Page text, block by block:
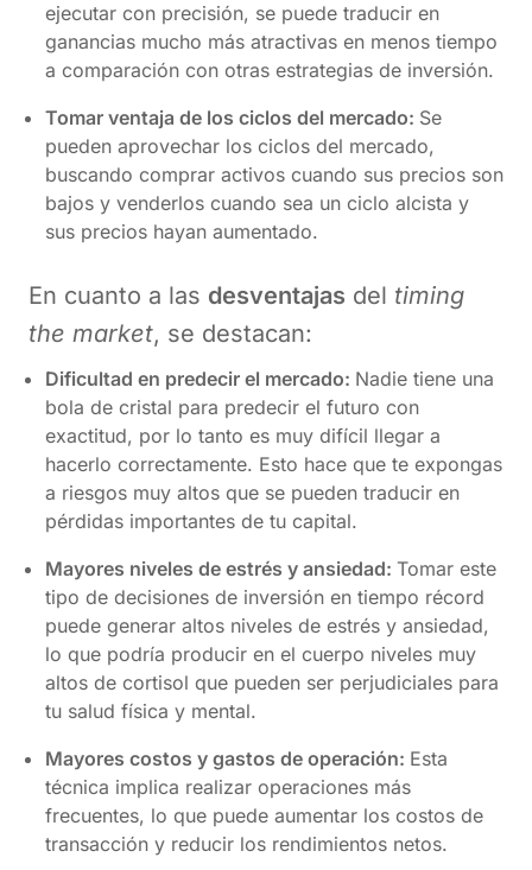
ejecutar con precisión, se puede traducir en
ganancias mucho más atractivas en menos tiempo
a comparación con otras estrategias de inversión.
Tomar ventaja de los ciclos del mercado: Se
pueden aprovechar los ciclos del mercado,
buscando comprar activos cuando sus precios son
bajos y venderlos cuando sea un ciclo alcista y
sus precios hayan aumentado.
En cuanto a las desventajas del timing
the market, se destacan:
Dificultad en predecir el mercado: Nadie tiene una
bola de cristal para predecir el futuro con
exactitud, por lo tanto es muy difícil llegar a
hacerlo correctamente. Esto hace que te expongas
a riesgos muy altos que se pueden traducir en
pérdidas importantes de tu capital.
Mayores niveles de estrés y ansiedad: Tomar este
tipo de decisiones de inversión en tiempo récord
puede generar altos niveles de estrés y ansiedad,
lo que podría producir en el cuerpo niveles muy
altos de cortisol que pueden ser perjudiciales para
tu salud física y mental.
Mayores costos y gastos de operación: Esta
técnica implica realizar operaciones más
frecuentes, lo que puede aumentar los costos de
transacción y reducir los rendimientos netos.